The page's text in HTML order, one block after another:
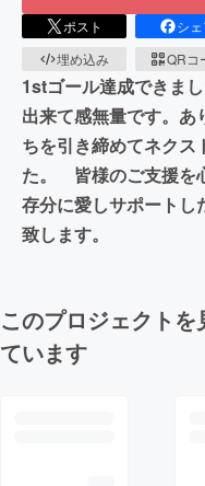
ポスト シ
埋め込み
QRコ
1stゴール達成できま
出来て感無量です。
ちを引き締めてネクス
た。 皆様のご支援を
存分に愛しサポートし
致します。
このプロジェクト
ています